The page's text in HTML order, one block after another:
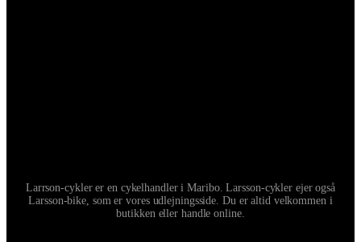
Larrson-cykler er en cykelhandler i Maribo. Larsson-cykler ejer også
Larsson-bike, som er vores udlejningsside. Du er altid velkommen i
butikken eller handle online.